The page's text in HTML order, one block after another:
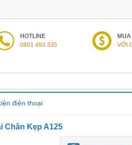
HOTLINE
0901 493 335
MUA
VỚI
điện thoại
Chân Kẹp A125